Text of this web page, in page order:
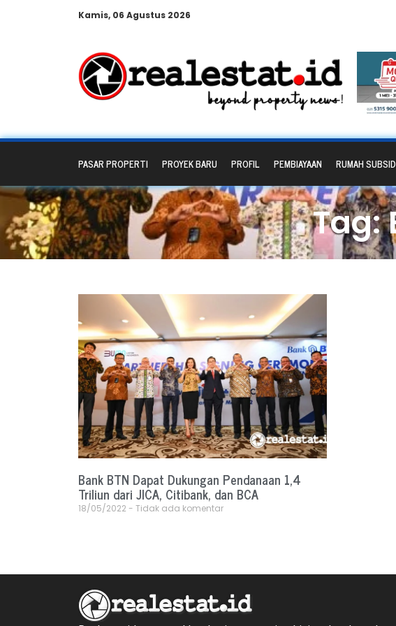
Kamis, 06 Agustus 2026
PASAR PROPERTI PROYEK BARU PROFIL PEMBIAYAAN RUMAH
Tag:
Bank BTN Dapat Dukungan Pendanaan 1,4
Triliun dari JICA, Citibank, dan BCA
18/05/2022 Tidak ada komentar